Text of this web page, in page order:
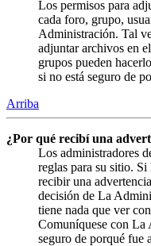
Los permisos para
cada foro, grupo,
Administración. Tal
adjuntar archivos en
grupos pueden
si no está seguro de
Arriba
¿Por qué recibí una
Los administradores
reglas para su sitio.
recibir una
decisión de La
tiene nada que ver
Comuníquese con La
seguro de porqué fue